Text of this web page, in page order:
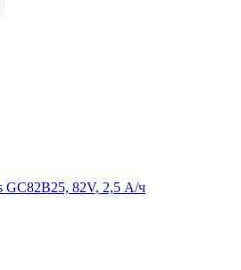
GC82B25, 82V, 2,5 А/ч